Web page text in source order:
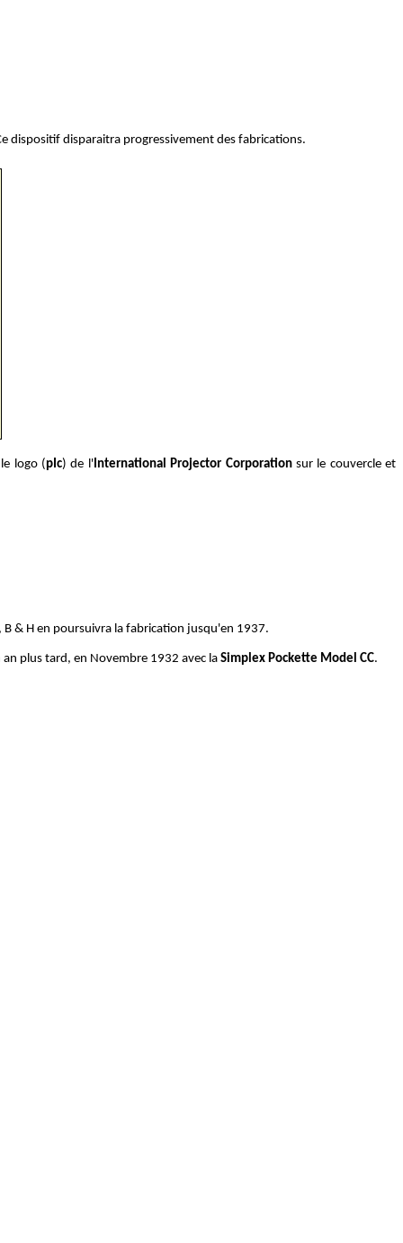
dispositif disparaitra progressivement des fabrications.
logo (pIc) de l'International Projector Corporationsur le couvercle et
, B & H en poursuivra la fabrication jusqu'en 1937.
plus tard, en Novembre 1932 avec la Simplex Pockette Model CC.